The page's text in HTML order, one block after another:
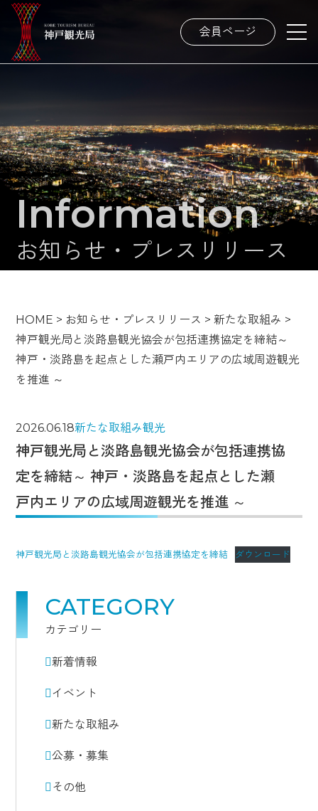
会員ページ
Information
お知らせ・プレスリリース
HOME > お知らせ・プレスリリース >新たな取組み >
神戸観光局と淡路島観光協会が包括連携協定を締結～
神戸・淡路島を起点とした瀬戸内エリアの広域周遊観光
を推進 ～
2026.06.18新たな取組み観光
神戸観光局と淡路島観光協会が包括連携協
定を締結～ 神戸・淡路島を起点とした瀬
戸内エリアの広域周遊観光を推進 ～
神戸観光局と淡路島観光協会が包括連携協定を締結 ダウンロード
CATEGORY
カテゴリー
新着情報
イベント
新たな取組み
公募・募集
その他